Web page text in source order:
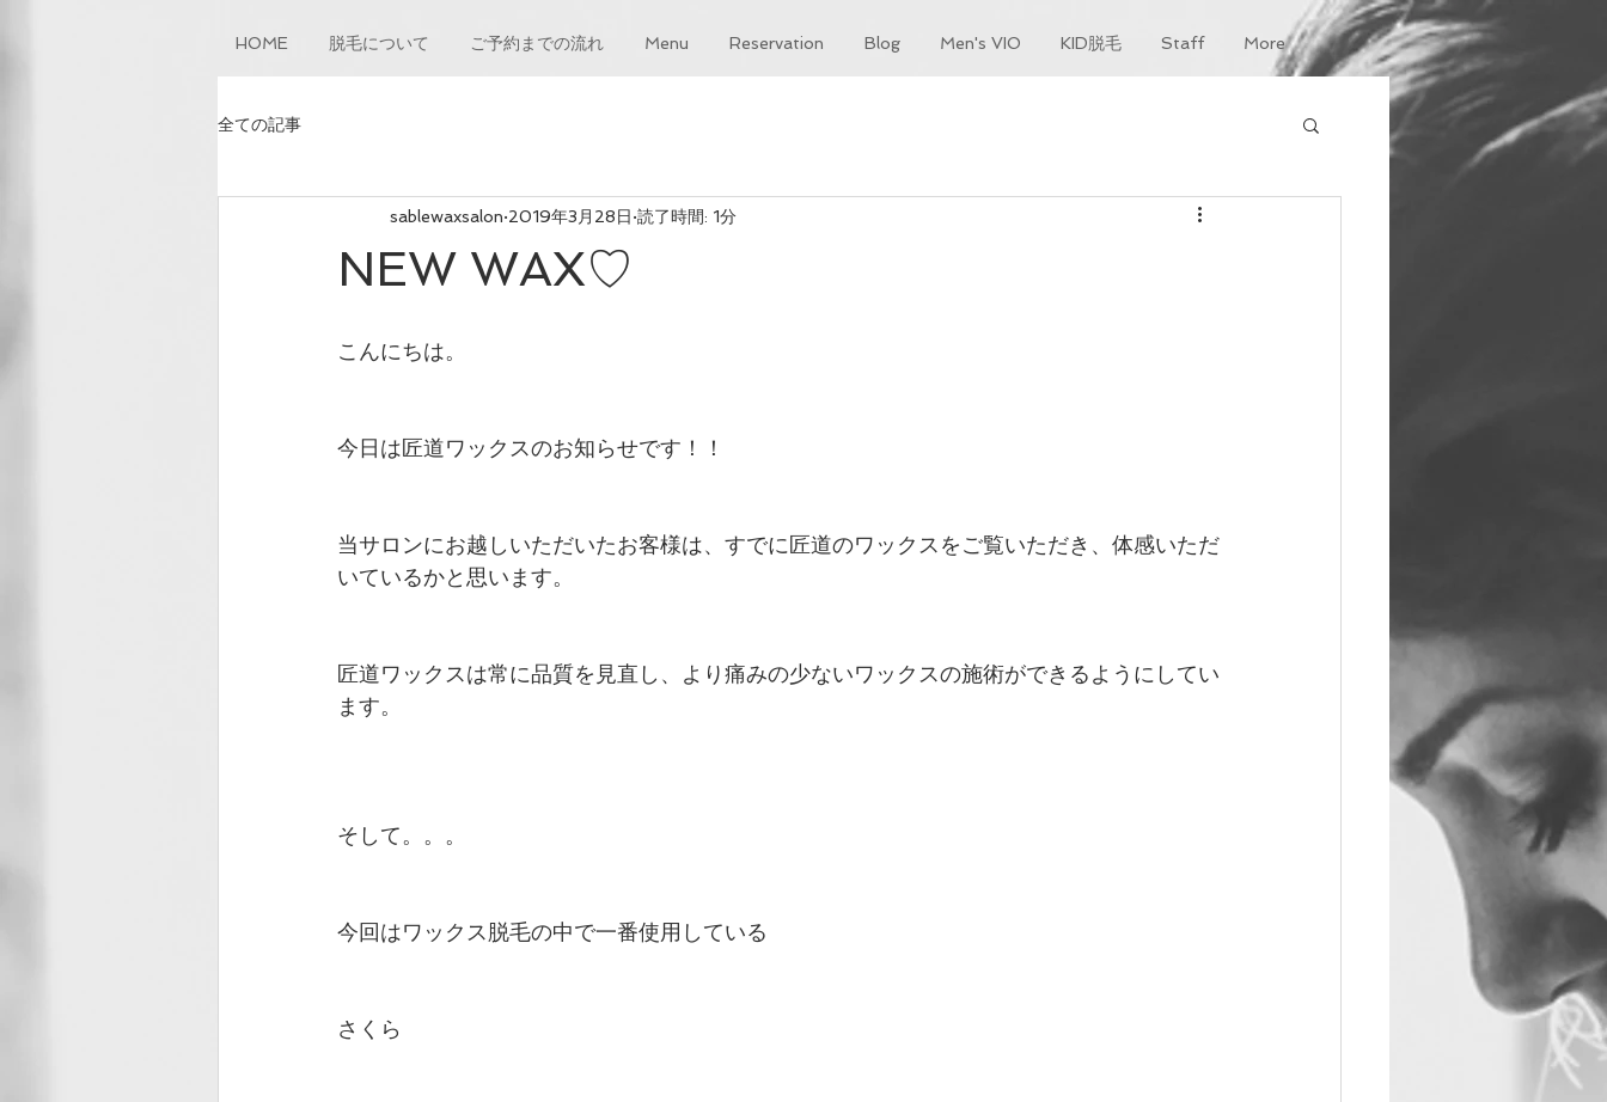
HOME 脱毛について ご予約までの流れ Menu Reservation Blog Men's VIO KID脱毛 Staff More
全ての記事
NEW WAX♡
sablewaxsalon 2019年3月28日 読了時間: 1分
こんにちは。
今日は匠道ワックスのお知らせです！！
当サロンにお越しいただいたお客様は、すでに匠道のワックスをご覧いただき、体感いただ
いているかと思います。
匠道ワックスは常に品質を見直し、より痛みの少ないワックスの施術ができるようにしてい
ます。
そして。。。
今回はワックス脱毛の中で一番使用している
さくら